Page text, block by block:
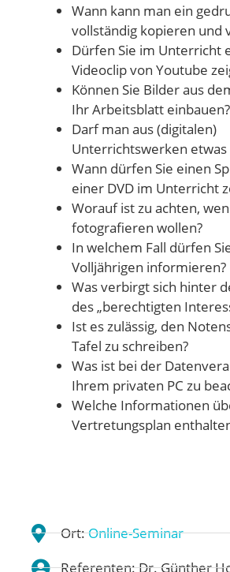
Wann kann man ein
vollständig kopieren und
Dürfen Sie im Unterricht
Videoclip von Youtube
Können Sie Bilder aus
Ihr Arbeitsblatt einbauen?
Darf man aus (digitalen)
Unterrichtswerken etwas
Wann dürfen Sie einen
einer DVD im Unterricht
Worauf ist zu achten,
fotografieren wollen?
In welchem Fall dürfen
Volljährigen informieren?
Was verbirgt sich hinter
des „berechtigten
Ist es zulässig, den
Tafel zu schreiben?
Was ist bei der
Ihrem privaten PC zu
Welche Informationen
Vertretungsplan
Ort:Online-Seminar
Referenten: Dr. Günther